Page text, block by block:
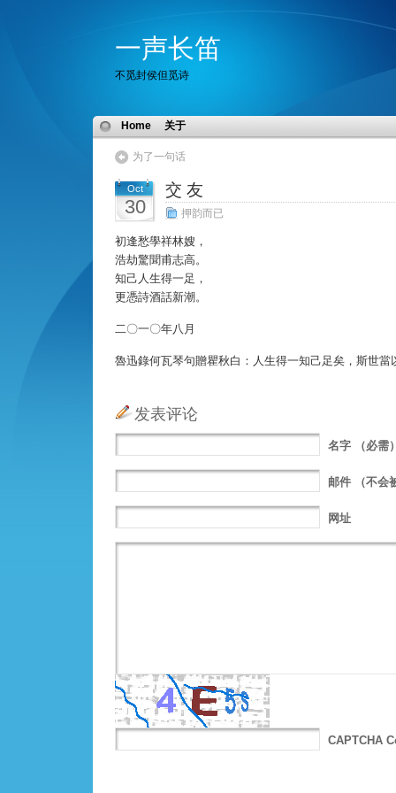
一声长笛
不觅封侯但觅诗
Home 关于
为了一句话
Oct
30
交 友
押韵而已
初逢愁學祥林嫂，
浩劫驚聞甫志高。
知己人生得一足，
更憑詩酒話新潮。
二〇一〇年八月
魯迅錄何瓦琴句贈瞿秋白：人生得一知己足矣，斯世當
发表评论
名字 （必需
邮件 （不会
网址
CAPTCHA